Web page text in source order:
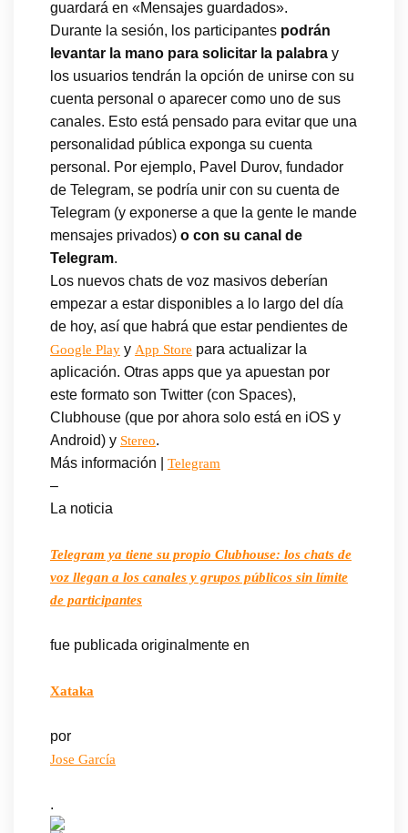
guardará en «Mensajes guardados».
Durante la sesión, los participantes podrán
levantar la mano para solicitar la palabra y
los usuarios tendrán la opción de unirse con su
cuenta personal o aparecer como uno de sus
canales. Esto está pensado para evitar que una
personalidad pública exponga su cuenta
personal. Por ejemplo, Pavel Durov, fundador
de Telegram, se podría unir con su cuenta de
Telegram (y exponerse a que la gente le mande
mensajes privados) o con su canal de
Telegram.
Los nuevos chats de voz masivos deberían
empezar a estar disponibles a lo largo del día
de hoy, así que habrá que estar pendientes de
Google Play y App Store para actualizar la
aplicación. Otras apps que ya apuestan por
este formato son Twitter (con Spaces),
Clubhouse (que por ahora solo está en iOS y
Android) y Stereo.
Más información | Telegram
–
La noticia
Telegram ya tiene su propio Clubhouse: los chats de
voz llegan a los canales y grupos públicos sin límite
de participantes
fue publicada originalmente en
Xataka
por
Jose García
.